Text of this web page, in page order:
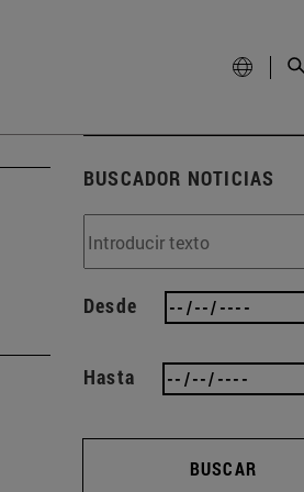
BUSCADOR NOTICIAS
Desde
Hasta
BUSCAR